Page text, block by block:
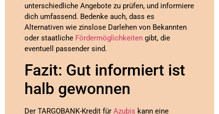
unterschiedliche Angebote zu prüfen, und informiere
dich umfassend. Bedenke auch, dass es
Alternativen wie zinslose Darlehen von Bekannten
oder staatliche Fördermöglichkeiten gibt, die
eventuell passender sind.
Fazit: Gut informiert ist
halb gewonnen
Der TARGOBANK-Kredit für Azubis kann eine